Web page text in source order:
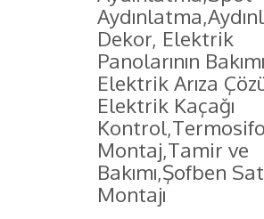
Dekor, Elektrik
Panolarının
Elektrik Arıza
Elektrik Kaçağı
Montaj,Tamir ve
Bakımı,Şofben
Montajı